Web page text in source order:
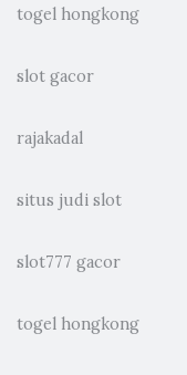
togel hongkong
slot gacor
rajakadal
situs judi slot
slot777 gacor
togel hongkong